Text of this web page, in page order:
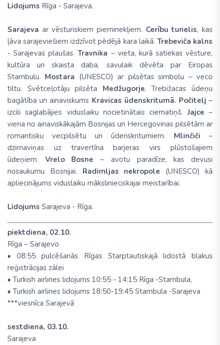
Lidojums Rīga - Sarajeva.
Sarajeva ar vēsturiskiem pieminekļiem. Cerību tunelis, kas
ļāva sarajeviešiem izdzīvot pēdējā kara laikā. Trebeviča kalns
- Sarajevasplaušas.Travnika – vieta, kurā satiekas vēsture,
kultūra un skaista daba, savulaik dēvēta par Eiropas
Stambulu. Mostara (UNESCO) ar pilsētas simbolu – veco
tiltu. Svētceļotāju pilsēta Medžugorje. Trebižacas ūdeņu
bagātība un ainaviskums Kravicas ūdenskritumā. Počitelj –
izcili saglabājies viduslaiku nocietinātais ciematiņš.Jajce –
viena no ainaviskākajām Bosnijas un Hercegovinas pilsētām ar
romantisku vecpilsētu un ūdenskritumiem. Mlinčiči –
dzirnaviņas uz travertīna barjeras virs plūstošajiem
ūdeņiem. Vrelo Bosne – avotu paradīze, kas devusi
nosaukumu Bosnijai. Radimljas nekropole (UNESCO) kā
apliecinājums viduslaiku mākslinieciskajai meistarībai.
Lidojums Sarajeva - Rīga.
piektdiena, 02.10.
Rīga – Sarajevo
• 08:55 pulcēšanās Rīgas Starptautiskajā lidostā blakus
reģistrācijas zālei
• Turkish airlines lidojums 10:55 - 14:15 Rīga -Stambula,
• Turkish airlines lidojums 18:50-19:45 Stambula -Sarajeva
***viesnīca Sarajevā
sestdiena, 03.10.
Sarajeva